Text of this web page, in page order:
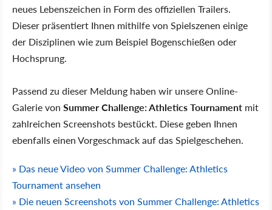
neues Lebenszeichen in Form des offiziellen Trailers.
Dieser präsentiert Ihnen mithilfe von Spielszenen einige
der Disziplinen wie zum Beispiel Bogenschießen oder
Hochsprung.
Passend zu dieser Meldung haben wir unsere Online-
Galerie von Summer Challenge: Athletics Tournament mit
zahlreichen Screenshots bestückt. Diese geben Ihnen
ebenfalls einen Vorgeschmack auf das Spielgeschehen.
» Das neue Video von Summer Challenge: Athletics
Tournament ansehen
» Die neuen Screenshots von Summer Challenge: Athletics